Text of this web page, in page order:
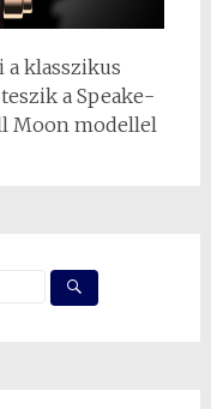
klasszikus
a Speake-
Moon modellel